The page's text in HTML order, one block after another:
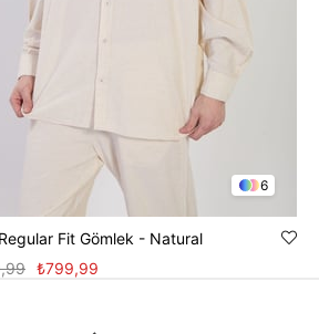
6
Fit Gömlek - Natural
₺799,99